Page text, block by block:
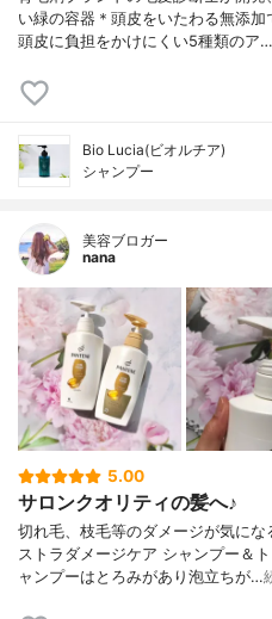
い緑の容器＊頭皮をいたわる無添
頭皮に負担をかけにくい5種類のア…
Bio Lucia(ビオルチア)
シャンプー
美容ブロガー
nana
5.00
サロンクオリティの髪へ♪
切れ毛、枝毛等のダメージが気に
ストラダメージケア シャンプー＆
ャンプーはとろみがあり泡立ちが…